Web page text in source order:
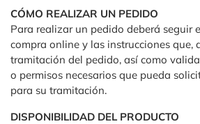
CÓMO REALIZAR UN PEDIDO
Para realizar un pedido deberá seguir
compra online y las instrucciones que,
tramitación del pedido, así como
o permisos necesarios que pueda
para su tramitación.
DISPONIBILIDAD DEL PRODUCTO